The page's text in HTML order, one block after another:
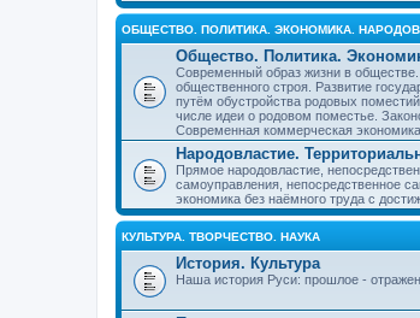
ОБЩЕСТВО. ПОЛИТИКА. ЭКОНОМИКА.
Общество. Политика.
Современный образ жизни в обществе.
общественного строя. Развитие
путём обустройства родовых
числе идеи о родовом поместье.
Современная коммерческая
Народовластие.
Прямое народовластие,
самоуправления, непосредственное
экономика без наёмного труда с
КУЛЬТУРА. ТВОРЧЕСТВО. НАУКА
История. Культура
Наша история Руси: прошлое -